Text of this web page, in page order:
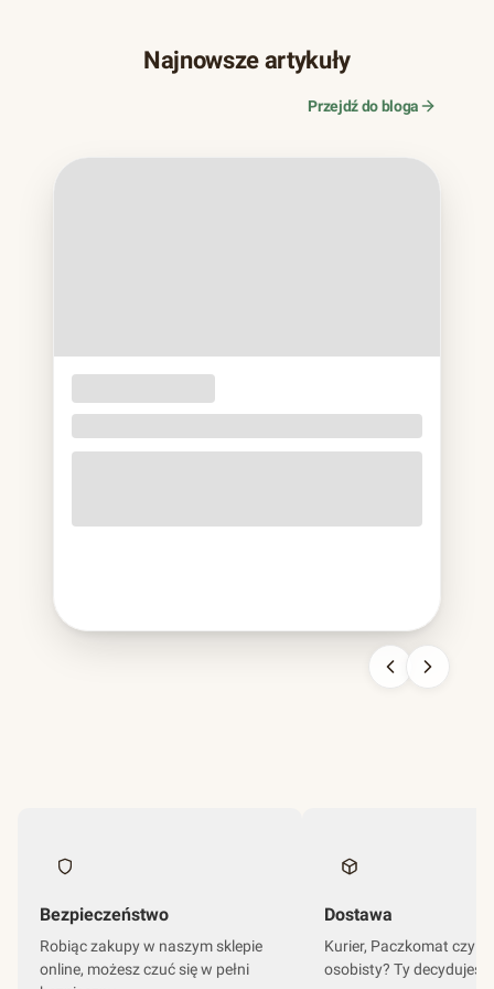
Najnowsze artykuły
Przejdź do bloga
JEDNORAZOWE
lukru
sztywniejsza od plastikowej, nie do pomylenia z niczym
Bezpieczeństwo
Robiąc zakupy w naszym sklepie
online, możesz czuć się w pełni
Dostawa
Kurier, Paczkomat czy
osobisty? Ty decydujesz.